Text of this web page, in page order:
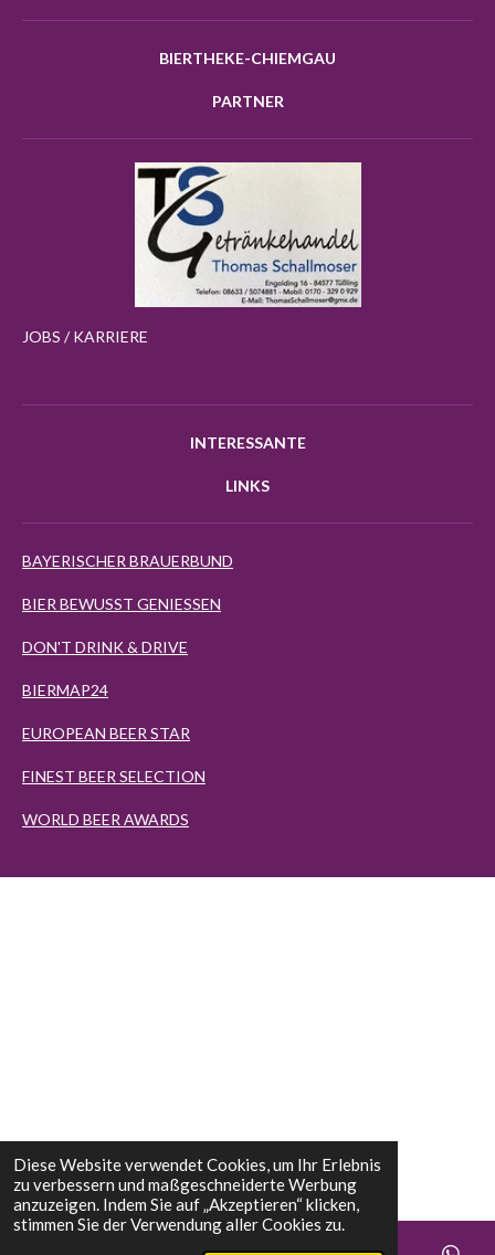
Diese Website verwendet Cookies, um Ihr Erlebnis
zu verbessern und maßgeschneiderte Werbung
anzuzeigen. Indem Sie auf „Akzeptieren“ klicken,
stimmen Sie der Verwendung aller Cookies zu.
BIERTHEKE-CHIEMGAU
PARTNER
JOBS / KARRIERE
INTERESSANTE
LINKS
BAYERISCHER BRAUERBUND
BIER BEWUSST GENIESSEN
DON'T DRINK & DRIVE
BIERMAP24
EUROPEAN BEER STAR
FINEST BEER SELECTION
WORLD BEER AWARDS